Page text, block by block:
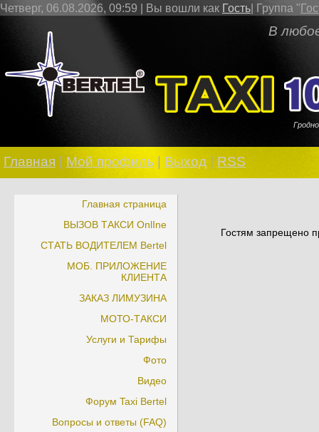
Четверг, 06.08.2026, 09:59 | Вы вошли как Гость Группа "
В любое
Главная Мой профиль Выход RSS
Главная страница
ВЫЗОВ ТАКСИ OnlIne
СТАТЬ ВОДИТЕЛЕМ Bertel
МОБ. ПРИЛОЖЕНИЕ
КЛИЕНТА
ЗАКАЗ ЛИМУЗИНА
МОТО-ТАКСИ
Услуги и Тарифы
Фото
Видео
Форум Taxi Bertel
Вопросы и ответы (FAQ)
Гостям запрещено